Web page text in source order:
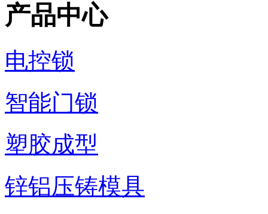
产品中心
电控锁
智能门锁
塑胶成型
锌铝压铸模具